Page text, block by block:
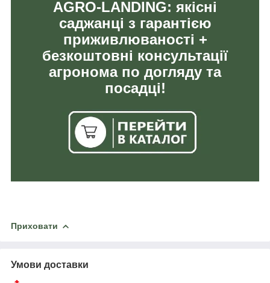
AGRO-LANDING: якісні
саджанці з гарантією
приживлюваності +
безкоштовні консультації
агронома по догляду та
посадці!
Приховати
Умови доставки